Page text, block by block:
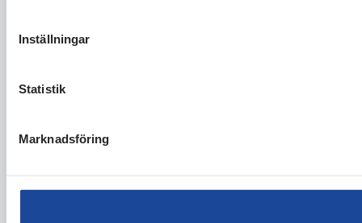
Inställningar
Statistik
Marknadsföring